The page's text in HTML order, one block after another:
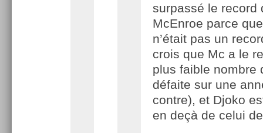
surpassé le record
McEnroe parce
n’était pas un
crois que Mc a le
plus faible nombre
défaite sur une
contre), et Djoko
en deçà de celui